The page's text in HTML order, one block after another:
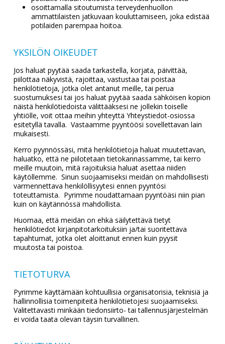
osoittamalla sitoutumista terveydenhuollon
ammattilaisten jatkuvaan kouluttamiseen, joka edistää
potilaiden parempaa hoitoa.
YKSILÖN OIKEUDET
Jos haluat pyytää saada tarkastella, korjata, päivittää,
piilottaa näkyvistä, rajoittaa, vastustaa tai poistaa
henkilötietoja, jotka olet antanut meille, tai perua
suostumuksesi tai jos haluat pyytää saada sähköisen kopion
näistä henkilötiedoista välittääksesi ne jollekin toiselle
yhtiölle, voit ottaa meihin yhteyttä Yhteystiedot-osiossa
esitetyllä tavalla. Vastaamme pyyntöösi sovellettavan lain
mukaisesti.
Kerro pyynnössäsi, mitä henkilötietoja haluat muutettavan,
haluatko, että ne piilotetaan tietokannassamme, tai kerro
meille muutoin, mitä rajoituksia haluat asettaa niiden
käytöllemme. Sinun suojaamiseksi meidän on mahdollisesti
varmennettava henkilöllisyytesi ennen pyyntösi
toteuttamista. Pyrimme noudattamaan pyyntöäsi niin pian
kuin on käytännössä mahdollista.
Huomaa, että meidän on ehkä säilytettävä tietyt
henkilötiedot kirjanpitotarkoituksiin ja/tai suoritettava
tapahtumat, jotka olet aloittanut ennen kuin pyysit
muutosta tai poistoa.
TIETOTURVA
Pyrimme käyttämään kohtuullisia organisatorisia, teknisiä ja
hallinnollisia toimenpiteitä henkilötietojesi suojaamiseksi.
Valitettavasti minkään tiedonsiirto- tai tallennusjärjestelmän
ei voida taata olevan täysin turvallinen.